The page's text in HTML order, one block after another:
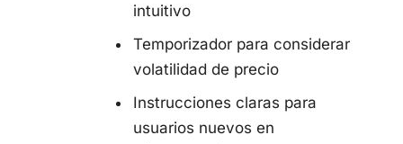
intuitivo
Temporizador para considerar
volatilidad de precio
Instrucciones claras para
usuarios nuevos en